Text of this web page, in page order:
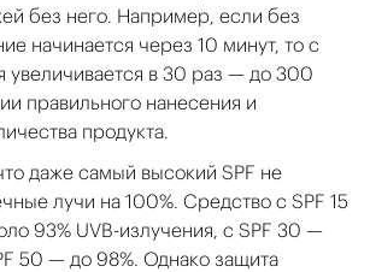
без него. Например, если без
начинается через 10 минут, то с
увеличивается в 30 раз — до 300
правильного нанесения и
продукта.
даже самый высокий SPF не
лучи на 100%. Средство с SPF 15
93% UVB-излучения, с SPF 30 —
50 — до 98%. Однако защита